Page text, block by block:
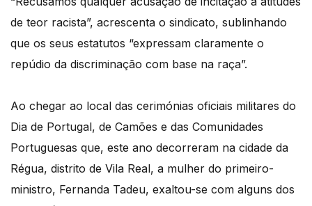
de teor racista”, acrescenta o sindicato, sublinhando
que os seus estatutos “expressam claramente o
repúdio da discriminação com base na raça”.
Ao chegar ao local das cerimónias oficiais militares do
Dia de Portugal, de Camões e das Comunidades
Portuguesas que, este ano decorreram na cidade da
Régua, distrito de Vila Real, a mulher do primeiro-
ministro, Fernanda Tadeu, exaltou-se com alguns dos